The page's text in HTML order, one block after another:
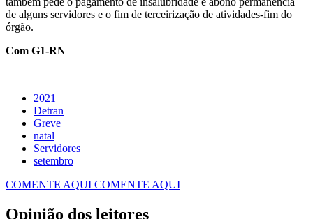
de alguns servidores e o fim de terceirização de atividades-fim do
órgão.
Com G1-RN
2021
Detran
Greve
natal
Servidores
setembro
COMENTE AQUI COMENTE AQUI
Opinião dos leitores